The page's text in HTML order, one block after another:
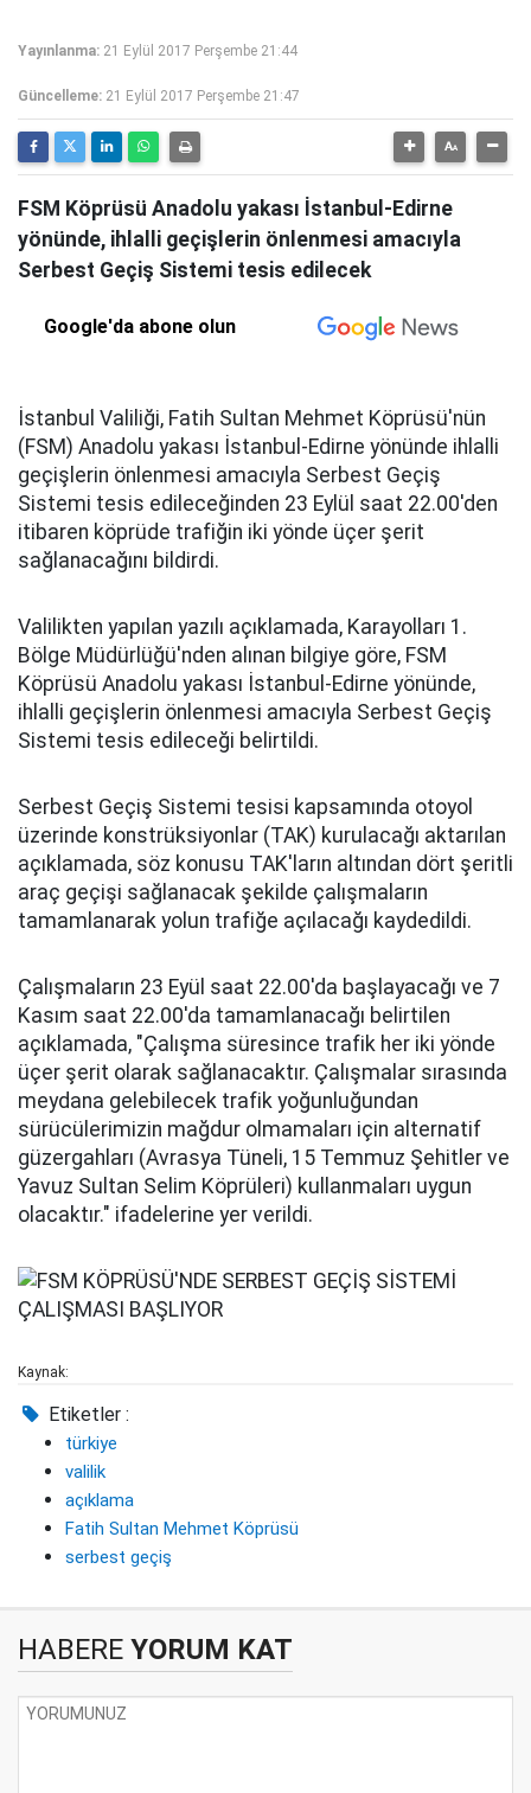
Yayınlanma: 21 Eylül 2017 Perşembe 21:44
Güncelleme: 21 Eylül 2017 Perşembe 21:47
FSM Köprüsü Anadolu yakası İstanbul-Edirne
yönünde, ihlalli geçişlerin önlenmesi amacıyla
Serbest Geçiş Sistemi tesis edilecek
Google'da abone olun
İstanbul Valiliği, Fatih Sultan Mehmet Köprüsü'nün
(FSM) Anadolu yakası İstanbul-Edirne yönünde ihlalli
geçişlerin önlenmesi amacıyla Serbest Geçiş
Sistemi tesis edileceğinden 23 Eylül saat 22.00'den
itibaren köprüde trafiğin iki yönde üçer şerit
sağlanacağını bildirdi.
Valilikten yapılan yazılı açıklamada, Karayolları 1.
Bölge Müdürlüğü'nden alınan bilgiye göre, FSM
Köprüsü Anadolu yakası İstanbul-Edirne yönünde,
ihlalli geçişlerin önlenmesi amacıyla Serbest Geçiş
Sistemi tesis edileceği belirtildi.
Serbest Geçiş Sistemi tesisi kapsamında otoyol
üzerinde konstrüksiyonlar (TAK) kurulacağı aktarılan
açıklamada, söz konusu TAK'ların altından dört şeritli
araç geçişi sağlanacak şekilde çalışmaların
tamamlanarak yolun trafiğe açılacağı kaydedildi.
Çalışmaların 23 Eyül saat 22.00'da başlayacağı ve 7
Kasım saat 22.00'da tamamlanacağı belirtilen
açıklamada, "Çalışma süresince trafik her iki yönde
üçer şerit olarak sağlanacaktır. Çalışmalar sırasında
meydana gelebilecek trafik yoğunluğundan
sürücülerimizin mağdur olmamaları için alternatif
güzergahları (Avrasya Tüneli, 15 Temmuz Şehitler ve
Yavuz Sultan Selim Köprüleri) kullanmaları uygun
olacaktır." ifadelerine yer verildi.
Kaynak:
Etiketler :
türkiye
valilik
açıklama
Fatih Sultan Mehmet Köprüsü
serbest geçiş
HABERE YORUM KAT